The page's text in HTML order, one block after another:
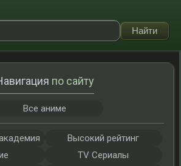
по сайту
Все аниме
Высокий рейтинг
TV Сериалы